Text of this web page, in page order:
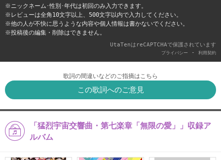
※ニックネーム･性別･年代は初回のみ入力できます。
※レビューは全角10文字以上、500文字以内で入力してください。
※他の人が不快に思うような内容や個人情報は書かないでください。
※投稿後の編集・削除はできません。
UtaTenはreCAPTCHAで保護されています
プライバシー - 利用契約
歌詞の間違いなどのご指摘はこちら
この歌詞へのご意見
「猛烈宇宙交響曲・第七楽章「無限の愛」」収録ア
ルバム